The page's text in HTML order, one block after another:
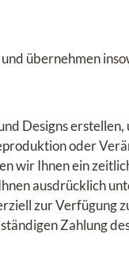
übernehmen
Designs
oder
wir Ihnen ein
ausdrücklich
zur Verfügung
Zahlung